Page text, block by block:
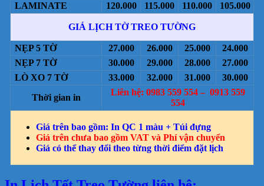
LAMINATE
120.000 115.000 110.000 105.000
GIÁ LỊCH TỜ TREO TƯỜNG
NẸP 5 TỜ 27.000 26.000 25.000
24.000
NẸP 7 TỜ
30.000 29.000 28.000
27.000
LÒ XO 7 TỜ
33.000 32.000 31.000
30.000
Thời gian in
Liên hệ: 0983 559 554 – 0913 559
554
Giá trên bao gồm: In QC 1 màu + Túi đựng
Giá trên chưa bao gồm VAT và Phí vận chuyển
Giá có thể thay đổi theo từng thời điểm đặt lịch